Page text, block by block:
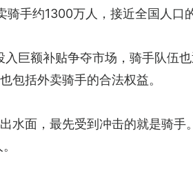
手约1300万人，接近全国人口
巨额补贴争夺市场，骑手队伍
包括外卖骑手的合法权益。
水面，最先受到冲击的就是骑手